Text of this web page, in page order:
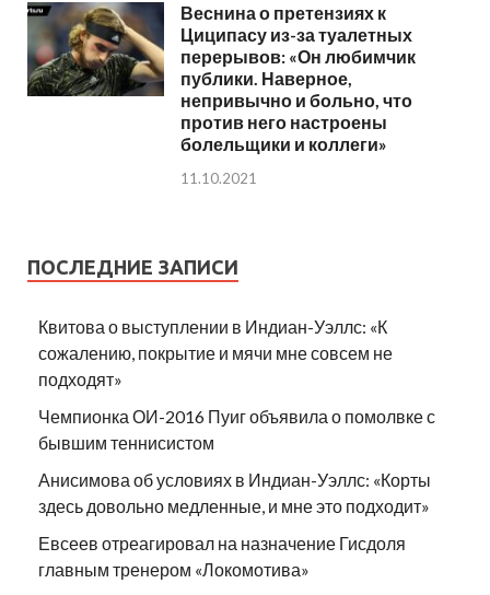
Веснина о претензиях к
Циципасу из-за туалетных
перерывов: «Он любимчик
публики. Наверное,
непривычно и больно, что
против него настроены
болельщики и коллеги»
11.10.2021
ПОСЛЕДНИЕ ЗАПИСИ
Квитова о выступлении в Индиан-Уэллс: «К
сожалению, покрытие и мячи мне совсем не
подходят»
Чемпионка ОИ-2016 Пуиг объявила о помолвке с
бывшим теннисистом
Анисимова об условиях в Индиан-Уэллс: «Корты
здесь довольно медленные, и мне это подходит»
Евсеев отреагировал на назначение Гисдоля
главным тренером «Локомотива»